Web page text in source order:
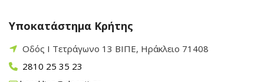
Υποκατάστημα Κρήτης
Οδός Ι Τετράγωνο 13 ΒΙΠΕ, Ηράκλειο 71408
2810 25 35 23